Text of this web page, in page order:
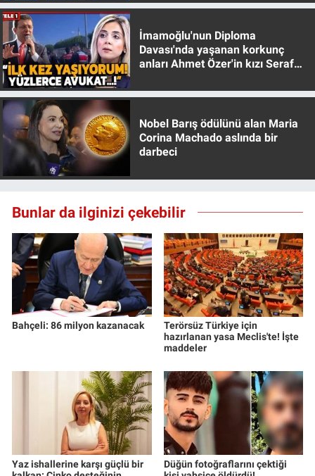
İmamoğlu'nun Diploma
Davası'nda yaşanan korkunç
anları Ahmet Özer'in kızı Seraf
Nobel Barış ödülünü alan Maria
Corina Machado aslında bir
darbeci
Bunlar da ilginizi çekebilir
Bahçeli: 86 milyon kazanacak
Terörsüz Türkiye için
hazırlanan yasa Meclis'te! İşte
maddeler
Yaz ishallerine karşı güçlü bir
Düğün fotoğraflarını çektiği